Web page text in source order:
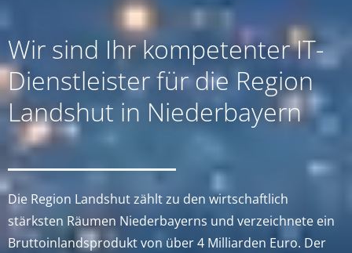
Wir sind Ihr kompetenter IT-
Dienstleister für die Region
Landshut in Niederbayern
Die Region Landshut zählt zu den wirtschaftlich
stärksten Räumen Niederbayerns und verzeichnete ein
Bruttoinlandsprodukt von über 4 Milliarden Euro. Der